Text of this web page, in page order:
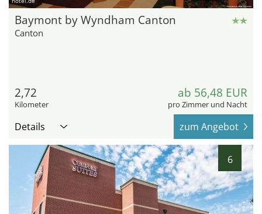
Baymont by Wyndham Canton
Canton
2,72
Kilometer
ab 56,48 EUR
pro Zimmer und Nacht
Details zum Angebot
6